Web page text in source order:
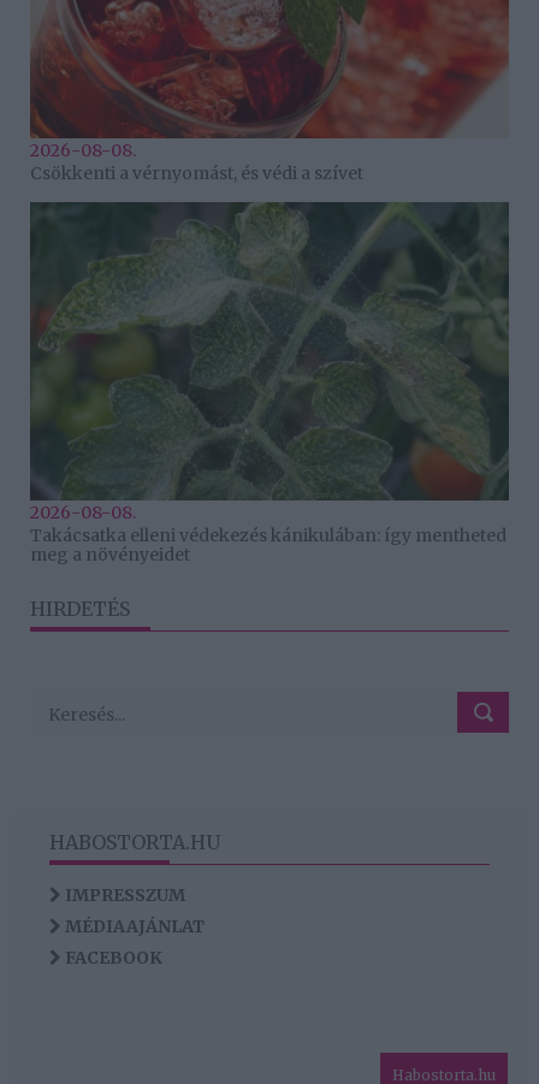
2026-08-08.
Csökkenti a vérnyomást, és védi a szívet
2026-08-08.
Takácsatka elleni védekezés kánikulában: így mentheted
meg a növényeidet
HIRDETÉS
HABOSTORTA.HU
IMPRESSZUM
MÉDIAAJÁNLAT
FACEBOOK
Habostorta.hu